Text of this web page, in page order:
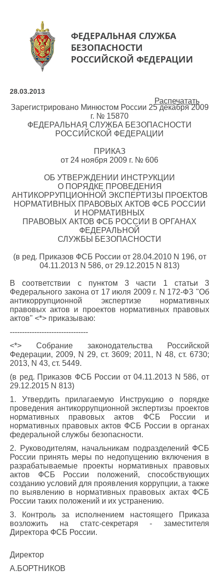
ФЕДЕРАЛЬНАЯ СЛУЖБА
БЕЗОПАСНОСТИ
РОССИЙСКОЙ ФЕДЕРАЦИИ
Распечатать
28.03.2013
Зарегистрировано Минюстом России 25 декабря 2009
г. № 15870
ФЕДЕРАЛЬНАЯ СЛУЖБА БЕЗОПАСНОСТИ
РОССИЙСКОЙ ФЕДЕРАЦИИ
ПРИКАЗ
от 24 ноября 2009 г. № 606
ОБ УТВЕРЖДЕНИИ ИНСТРУКЦИИ
О ПОРЯДКЕ ПРОВЕДЕНИЯ
АНТИКОРРУПЦИОННОЙ ЭКСПЕРТИЗЫ ПРОЕКТОВ
НОРМАТИВНЫХ ПРАВОВЫХ АКТОВ ФСБ РОССИИ
И НОРМАТИВНЫХ
ПРАВОВЫХ АКТОВ ФСБ РОССИИ В ОРГАНАХ
ФЕДЕРАЛЬНОЙ
СЛУЖБЫ БЕЗОПАСНОСТИ
(в ред. Приказов ФСБ России от 28.04.2010 N 196, от
04.11.2013 N 586, от 29.12.2015 N 813)
В соответствии с пунктом 3 части 1 статьи 3
Федерального закона от 17 июля 2009 г. N 172-ФЗ "Об
антикоррупционной экспертизе нормативных
правовых актов и проектов нормативных правовых
актов" <*> приказываю:
--------------------------------
<*> Собрание законодательства Российской
Федерации, 2009, N 29, ст. 3609; 2011, N 48, ст. 6730;
2013, N 43, ст. 5449.
(в ред. Приказов ФСБ России от 04.11.2013 N 586, от
29.12.2015 N 813)
1. Утвердить прилагаемую Инструкцию о порядке
проведения антикоррупционной экспертизы проектов
нормативных правовых актов ФСБ России и
нормативных правовых актов ФСБ России в органах
федеральной службы безопасности.
2. Руководителям, начальникам подразделений ФСБ
России принять меры по недопущению включения в
разрабатываемые проекты нормативных правовых
актов ФСБ России положений, способствующих
созданию условий для проявления коррупции, а также
по выявлению в нормативных правовых актах ФСБ
России таких положений и их устранению.
3. Контроль за исполнением настоящего Приказа
возложить на статс-секретаря - заместителя
Директора ФСБ России.
Директор
А.БОРТНИКОВ